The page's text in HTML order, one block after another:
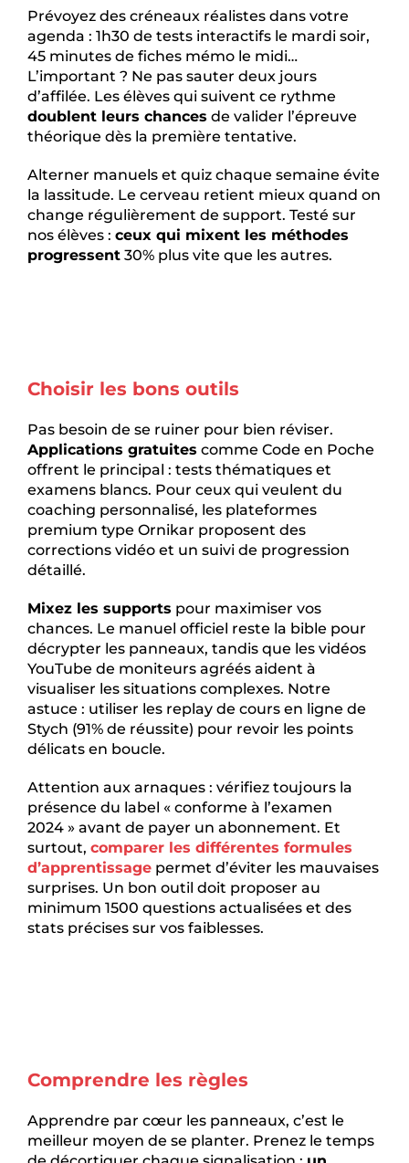
Prévoyez des créneaux réalistes dans votre
agenda : 1h30 de tests interactifs le mardi soir,
45 minutes de fiches mémo le midi…
L’important ? Ne pas sauter deux jours
d’affilée. Les élèves qui suivent ce rythme
doublent leurs chances de valider l’épreuve
théorique dès la première tentative.
Alterner manuels et quiz chaque semaine évite
la lassitude. Le cerveau retient mieux quand on
change régulièrement de support. Testé sur
nos élèves : ceux qui mixent les méthodes
progressent30% plus vite que les autres.
Choisir les bons outils
Pas besoin de se ruiner pour bien réviser.
Applications gratuites comme Code en Poche
offrent le principal : tests thématiques et
examens blancs. Pour ceux qui veulent du
coaching personnalisé, les plateformes
premium type Ornikar proposent des
corrections vidéo et un suivi de progression
détaillé.
Mixez les supports pour maximiser vos
chances. Le manuel officiel reste la bible pour
décrypter les panneaux, tandis que les vidéos
YouTube de moniteurs agréés aident à
visualiser les situations complexes. Notre
astuce : utiliser les replay de cours en ligne de
Stych (91% de réussite) pour revoir les points
délicats en boucle.
Attention aux arnaques : vérifiez toujours la
présence du label « conforme à l’examen
2024 » avant de payer un abonnement. Et
surtout, comparer les différentes formules
d’apprentissagepermet d’éviter les mauvaises
surprises. Un bon outil doit proposer au
minimum 1500 questions actualisées et des
stats précises sur vos faiblesses.
Comprendre les règles
Apprendre par cœur les panneaux, c’est le
meilleur moyen de se planter. Prenez le temps